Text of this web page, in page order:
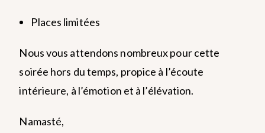
Places limitées
Nous vous attendons nombreux pour cette
soirée hors du temps, propice à l’écoute
intérieure, à l’émotion et à l’élévation.
Namasté,